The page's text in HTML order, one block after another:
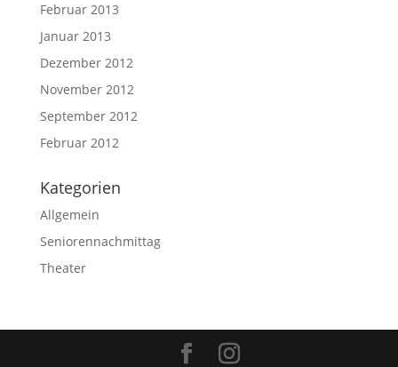
Februar 2013
Januar 2013
Dezember 2012
November 2012
September 2012
Februar 2012
Kategorien
Allgemein
Seniorennachmittag
Theater